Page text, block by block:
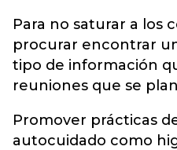
Para no saturar a los
procurar encontrar
tipo de información
reuniones que se
Promover prácticas
autocuidado como